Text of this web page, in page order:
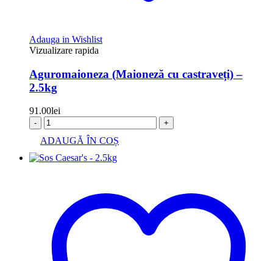
Adauga in Wishlist
Vizualizare rapida
Aguromaioneza (Maioneză cu castraveți) –
2.5kg
91.00lei
- +
ADAUGĂ ÎN COȘ